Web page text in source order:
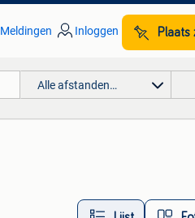
Meldingen Inloggen Plaats
Alle afstanden…